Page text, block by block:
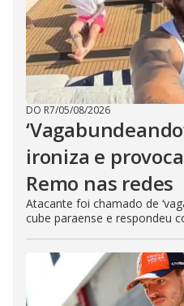
DO R7/05/08/2026
ironiza e
Remo nas redes
Atacante foi chamado de
cube paraense e respondeu